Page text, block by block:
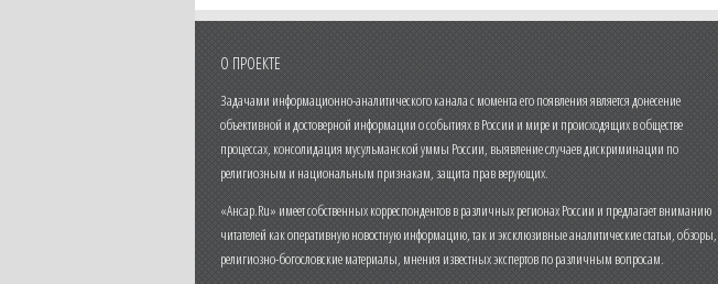
О ПРОЕКТЕ
Задачами информационно-аналитического канала с момента его появления является донесение
объективной и достоверной информации о событиях в России и мире и происходящих в обществе
процессах, консолидация мусульманской уммы России, выявление случаев дискриминации по
религиозным и национальным признакам, защита прав верующих.
«Ансар.Ru» имеет собственных корреспондентов в различных регионах России и предлагает вниманию
читателей как оперативную новостную информацию, так и эксклюзивные аналитические статьи, обзоры,
религиозно-богословские материалы, мнения известных экспертов по различным вопросам.